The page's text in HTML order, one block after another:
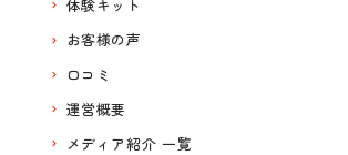
体験キット
お客様の声
口コミ
運営概要
メディア紹介 一覧